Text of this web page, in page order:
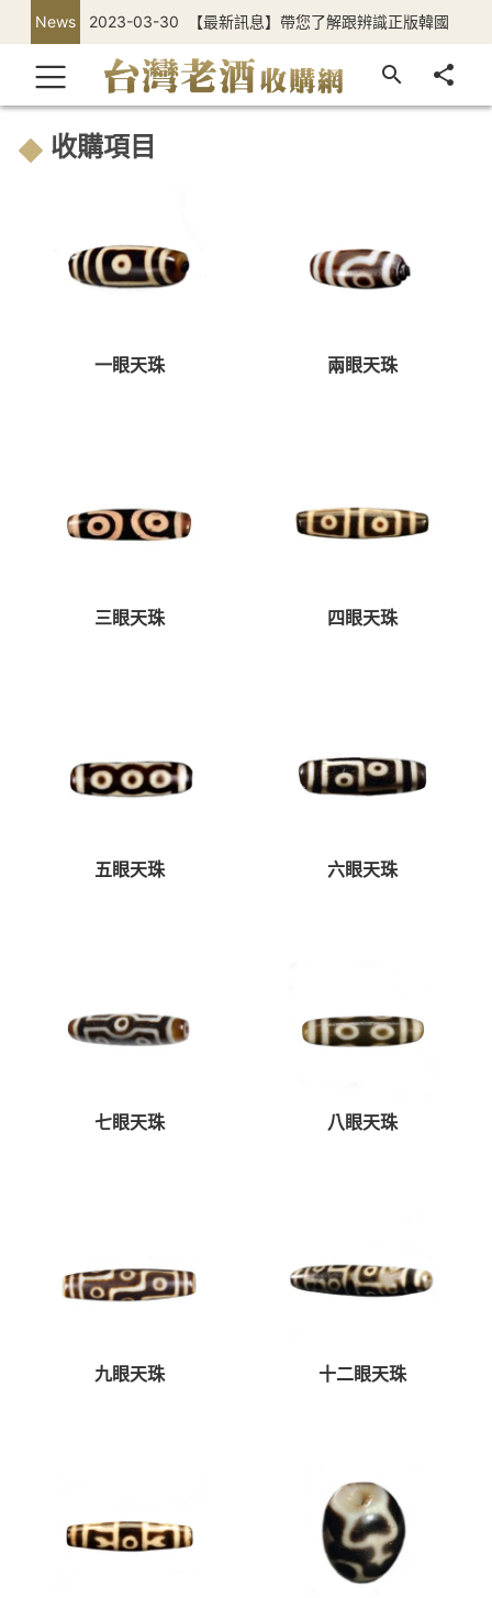
News 2023-03-30 【最新訊息】帶您了解跟辨識正版韓國
正官庄高麗蔘
收購項目
一眼天珠 兩眼天珠
三眼天珠 四眼天珠
五眼天珠 六眼天珠
七眼天珠 八眼天珠
九眼天珠 十二眼天珠